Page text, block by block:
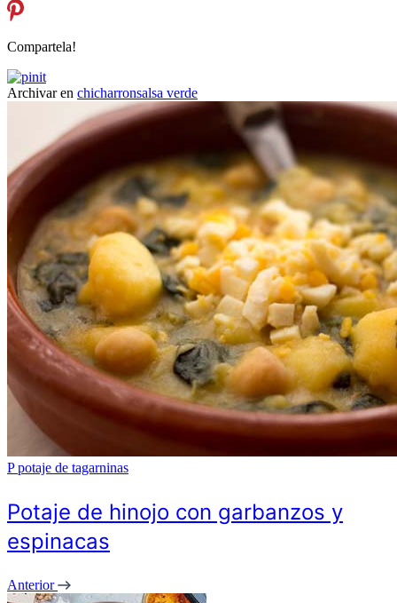
Compartela!
Archivar en chicharronsalsa verde
P potaje de tagarninas
Potaje de hinojo con garbanzos y
espinacas
Anterior